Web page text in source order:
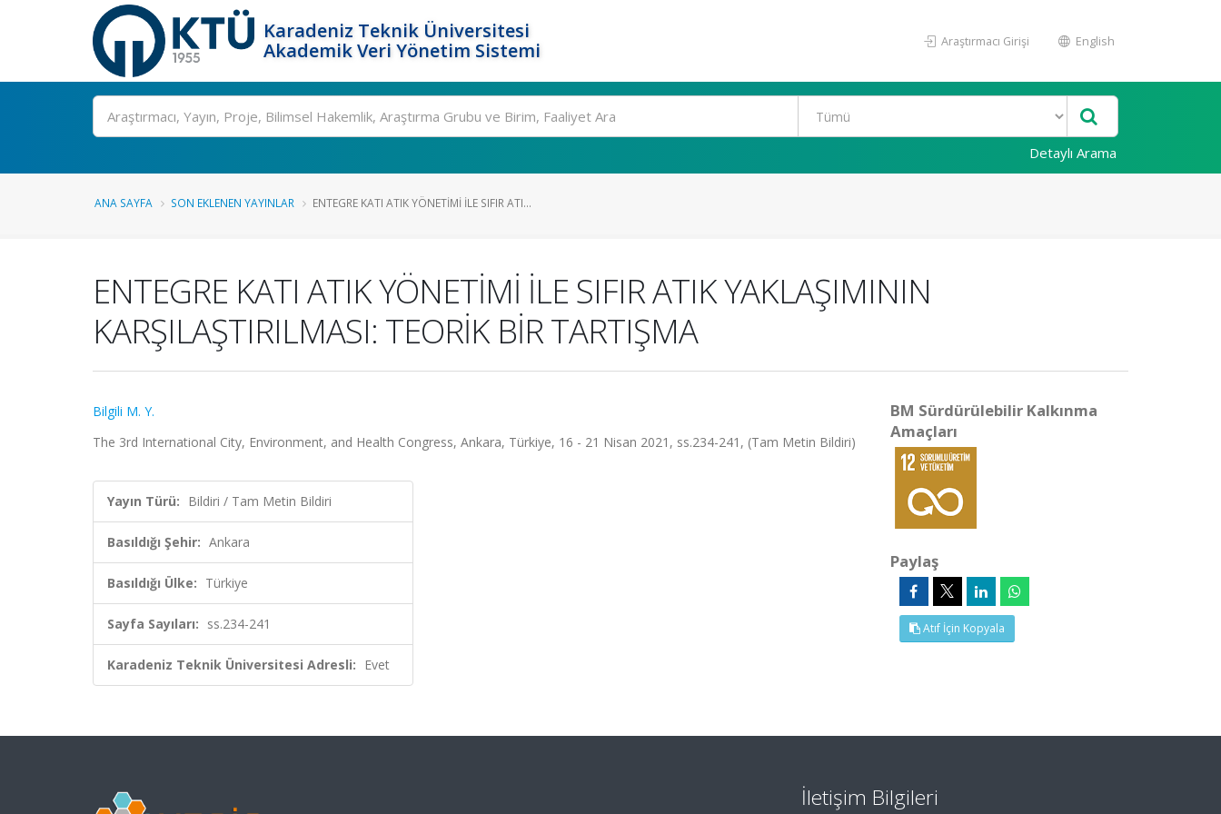
Karadeniz Teknik Üniversitesi
Akademik Veri Yönetim Sistemi
Araştırmacı Girişi English
Ara
Detaylı Arama
ANA SAYFA SON EKLENEN YAYINLAR ENTEGRE KATI ATIK YÖNETİMİ İLE SIFIR ATI...
ENTEGRE KATI ATIK YÖNETİMİ İLE SIFIR ATIK YAKLAŞIMININ
KARŞILAŞTIRILMASI: TEORİK BİR TARTIŞMA
Bilgili M. Y.
The 3rd International City, Environment, and Health Congress, Ankara, Türkiye, 16 - 21 Nisan 2021, ss.234-241, (Tam Metin Bildiri)
Yayın Türü: Bildiri / Tam Metin Bildiri
Basıldığı Şehir: Ankara
Basıldığı Ülke: Türkiye
Sayfa Sayıları: ss.234-241
Karadeniz Teknik Üniversitesi Adresli: Evet
BM Sürdürülebilir Kalkınma
Amaçları
Paylaş
Atıf İçin Kopyala
İletişim Bilgileri